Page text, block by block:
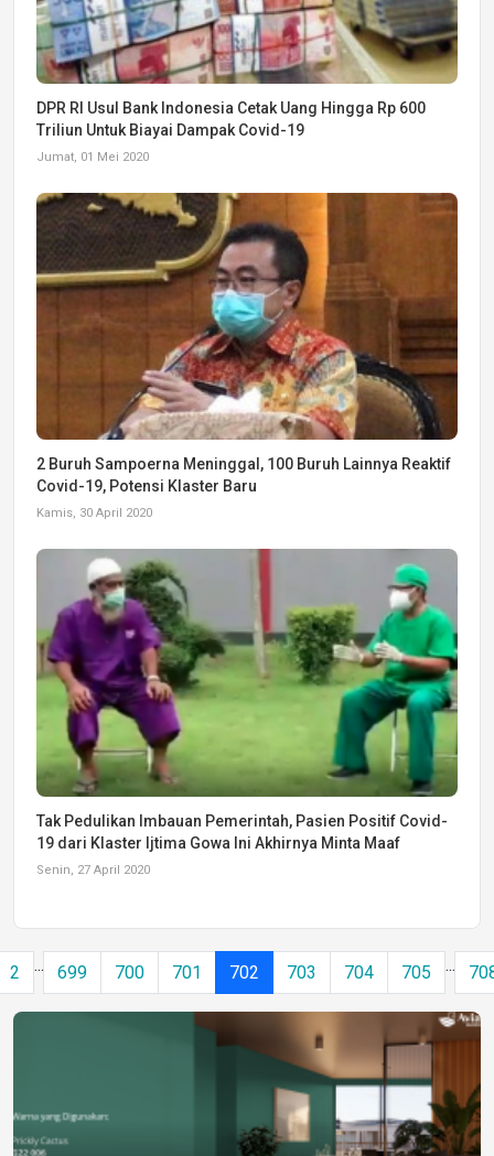
DPR RI Usul Bank Indonesia Cetak Uang Hingga Rp 600
Triliun Untuk Biayai Dampak Covid-19
Jumat, 01 Mei 2020
2 Buruh Sampoerna Meninggal, 100 Buruh Lainnya Reaktif
Covid-19, Potensi Klaster Baru
Kamis, 30 April 2020
Tak Pedulikan Imbauan Pemerintah, Pasien Positif Covid-
19 dari Klaster Ijtima Gowa Ini Akhirnya Minta Maaf
Senin, 27 April 2020
2 ... 699 700 701 702 703 704 705 ...